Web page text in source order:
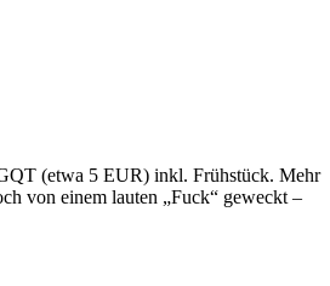
(etwa 5 EUR) inkl. Frühstück. Mehr
von einem lauten „Fuck“ geweckt –